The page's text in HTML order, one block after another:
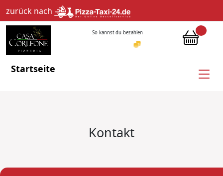
zurück nach
So kannst du bezahlen
Startseite
Kontakt